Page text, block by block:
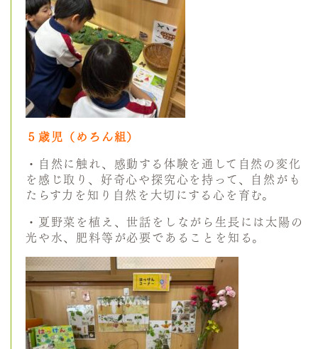
５歳児（めろん組）
・自然に触れ、感動する体験を通して自然の変化
を感じ取り、好奇心や探究心を持って、自然がも
たらす力を知り自然を大切にする心を育む。
・夏野菜を植え、世話をしながら生長には太陽の
光や水、肥料等が必要であることを知る。